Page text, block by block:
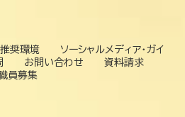
推奨環境
ソーシャルメディア・ガイ
お問い合わせ
資料請求
員募集